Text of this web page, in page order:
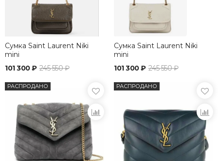
Сумка Saint Laurent Niki
mini
101 300 ₽ 245 550 ₽
Сумка Saint Laurent Niki
mini
101 300 ₽ 245 550 ₽
РАСПРОДАНО РАСПРОДАНО